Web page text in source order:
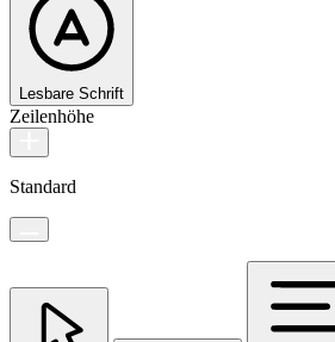
Lesbare Schrift
Zeilenhöhe
Standard